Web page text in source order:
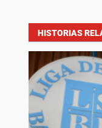
HISTORIAS